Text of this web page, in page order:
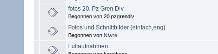
fotos 20. Pz Gren Div
Begonnen von 20.pzgrendiv
Fotos und Schnittbilder (einfach,eng)
Begonnen von Niwre
Luftaufnahmen